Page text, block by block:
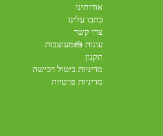
אודותינו
כתבו עלינו
צרו קשר
עוגות 🍰מעוצבות
תקנון
מדיניות ביטול רכישה
מדיניות פרטיות